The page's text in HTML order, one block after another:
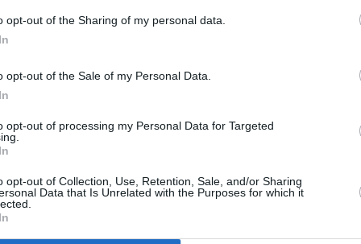
opt-out of the Sharing of my personal data.
opt-out of the Sale of my Personal Data.
opt-out of processing my Personal Data for Targeted
opt-out of Collection, Use, Retention, Sale, and/or Sharing
Data that Is Unrelated with the Purposes for which it
να είναι σύντομα και να χρησιμοποιείτε nickname για τη διευκόλυνση του
δεν υιοθετεί τις απόψεις των σχολιαστών, οι οποίοι και είναι αποκλειστικά